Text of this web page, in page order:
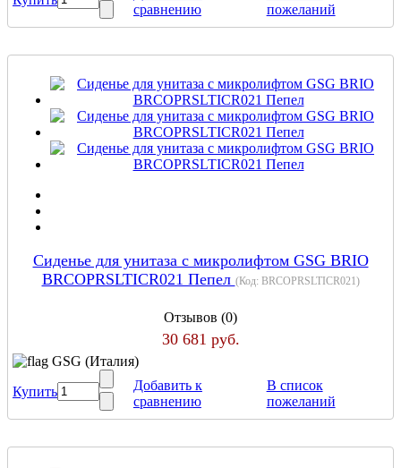
сравнению
пожеланий
Сиденье для унитаза с микролифтом GSG BRIO
BRCOPRSLTICR021 Пепел (Код: BRCOPRSLTICR021)
Отзывов (0)
30 681 руб.
GSG (Италия)
Купить
Добавить к
сравнению
В список
пожеланий